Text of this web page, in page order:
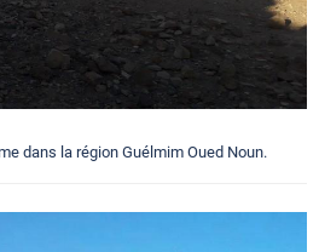
dans la région Guélmim Oued Noun.